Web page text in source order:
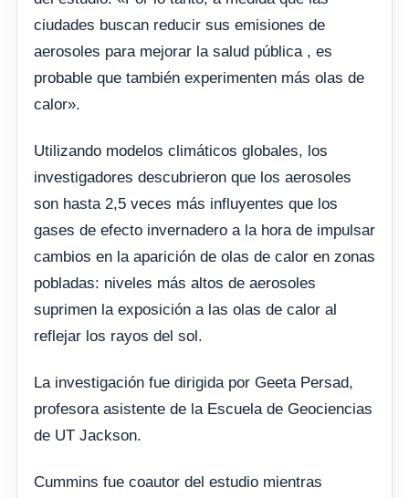
ciudades buscan reducir sus emisiones de
aerosoles para mejorar la salud pública , es
probable que también experimenten más olas de
calor».
Utilizando modelos climáticos globales, los
investigadores descubrieron que los aerosoles
son hasta 2,5 veces más influyentes que los
gases de efecto invernadero a la hora de impulsar
cambios en la aparición de olas de calor en zonas
pobladas: niveles más altos de aerosoles
suprimen la exposición a las olas de calor al
reflejar los rayos del sol.
La investigación fue dirigida por Geeta Persad,
profesora asistente de la Escuela de Geociencias
de UT Jackson.
Cummins fue coautor del estudio mientras